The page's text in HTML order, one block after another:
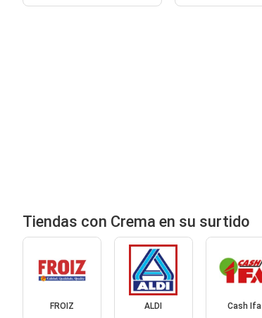
Tiendas con Crema en su surtido
FROIZ ALDI Cash Ifa